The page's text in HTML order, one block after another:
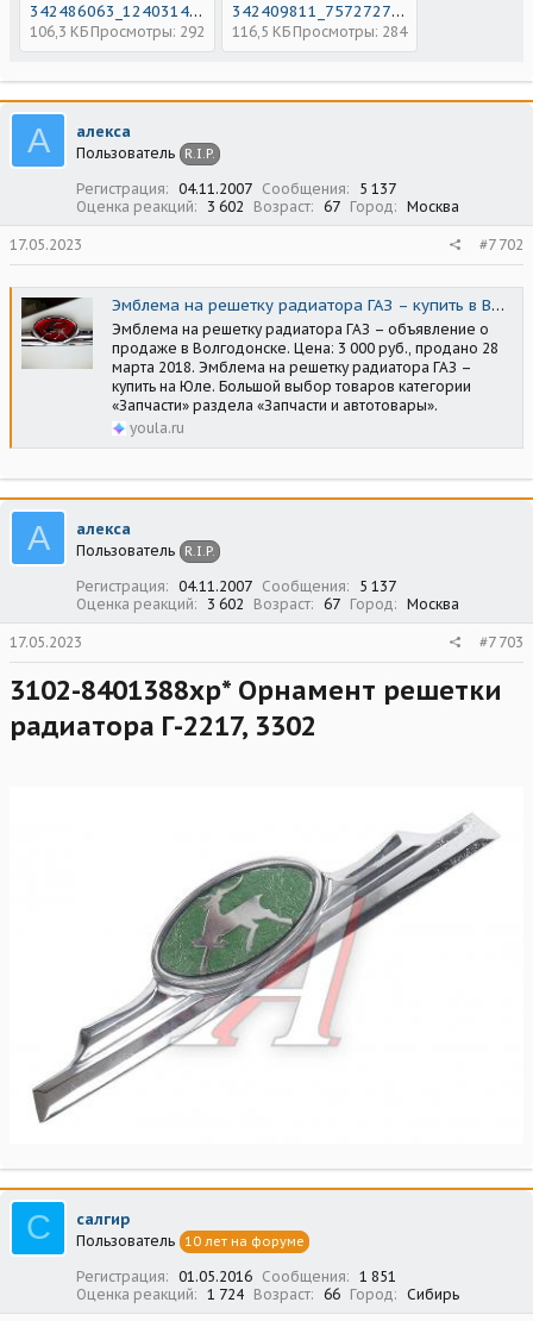
342486063_1240314653265425_2314201015806943037_n.jpg
106,3 КБ Просмотры: 292
342409811_757272786141736_7380434427102921131_n.jpg
116,5 КБ Просмотры: 284
А алекса
Пользователь R.I.P.
Регистрация 04.11.2007 Сообщения
5 137
Оценка реакций
3 602 Возраст 67 Город Москва
17.05.2023 #7 702
Эмблема на решетку радиатора ГАЗ – купить в Волгодонске, цена 3 000 руб., продано 28 марта 2018 – Запчасти
Эмблема на решетку радиатора ГАЗ – объявление о
продаже в Волгодонске. Цена: 3 000 руб., продано 28
марта 2018. Эмблема на решетку радиатора ГАЗ –
купить на Юле. Большой выбор товаров категории
«Запчасти» раздела «Запчасти и автотовары».
youla.ru
А алекса
Пользователь R.I.P.
Регистрация 04.11.2007 Сообщения
5 137
Оценка реакций
3 602 Возраст 67 Город Москва
17.05.2023 #7 703
3102-8401388хр* Орнамент решетки
радиатора Г-2217, 3302
С салгир
Пользователь 10 лет на форуме
Регистрация 01.05.2016 Сообщения
1 851
Оценка реакций
1 724 Возраст 66 Город Сибирь